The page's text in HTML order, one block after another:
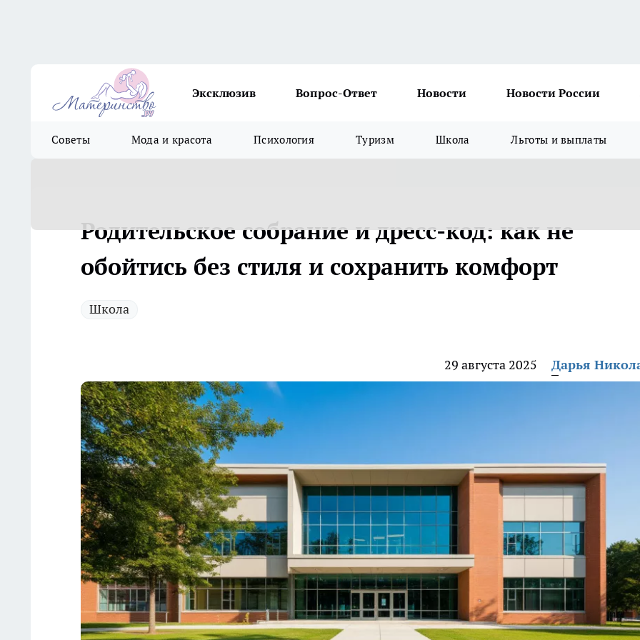
Эксклюзив Вопрос-Ответ Новости Новости России
Советы Мода и красота Психология Туризм Школа Льготы и выплаты
Родительское собрание и дресс-код: как не
обойтись без стиля и сохранить комфорт
Школа
29 августа 2025 Дарья